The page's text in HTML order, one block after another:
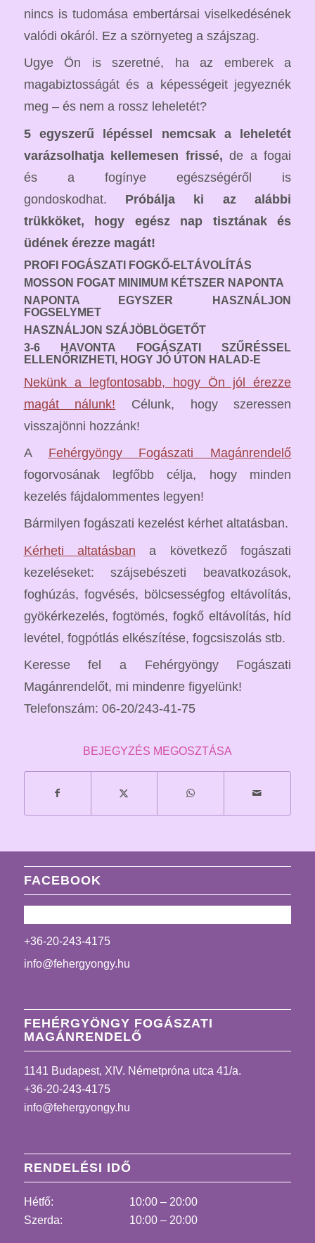
nincs is tudomása embertársai viselkedésének
valódi okáról. Ez a szörnyeteg a szájszag.
Ugye Ön is szeretné, ha az emberek a
magabiztosságát és a képességeit jegyeznék
meg – és nem a rossz leheletét?
5 egyszerű lépéssel nemcsak a leheletét
varázsolhatja kellemesen frissé, de a fogai
és a fogínye egészségéről is
gondoskodhat. Próbálja ki az alábbi
trükköket, hogy egész nap tisztának és
üdének érezze magát!
PROFI FOGÁSZATI FOGKŐ-ELTÁVOLÍTÁS
MOSSON FOGAT MINIMUM KÉTSZER NAPONTA
NAPONTA EGYSZER HASZNÁLJON
FOGSELYMET
HASZNÁLJON SZÁJÖBLÖGETŐT
3-6 HAVONTA FOGÁSZATI SZŰRÉSSEL
ELLENŐRIZHETI, HOGY JÓ ÚTON HALAD-E
Nekünk a legfontosabb, hogy Ön jól érezze
magát nálunk! Célunk, hogy szeressen
visszajönni hozzánk!
A Fehérgyöngy Fogászati Magánrendelő
fogorvosának legfőbb célja, hogy minden
kezelés fájdalommentes legyen!
Bármilyen fogászati kezelést kérhet altatásban.
Kérheti altatásban a következő fogászati
kezeléseket: szájsebészeti beavatkozások,
foghúzás, fogvésés, bölcsességfog eltávolítás,
gyökérkezelés, fogtömés, fogkő eltávolítás, híd
levétel, fogpótlás elkészítése, fogcsiszolás stb.
Keresse fel a Fehérgyöngy Fogászati
Magánrendelőt, mi mindenre figyelünk!
Telefonszám: 06-20/243-41-75
BEJEGYZÉS MEGOSZTÁSA
FACEBOOK
+36-20-243-4175
info@fehergyongy.hu
FEHÉRGYÖNGY FOGÁSZATI
MAGÁNRENDELŐ
1141 Budapest, XIV. Németpróna utca 41/a.
+36-20-243-4175
info@fehergyongy.hu
RENDELÉSI IDŐ
Hétfő:
10:00 – 20:00
Szerda:
10:00 – 20:00